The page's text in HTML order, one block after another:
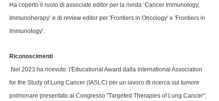
Ha coperto il ruolo di associate editor per la rivista ‘Cancer Immunology,
Immunoherapy’ e di review editor per 'Frontiers in Oncology' e 'Frontiers in
Immunology'.
Riconoscimenti
Nel 2023 ha ricevuto: l'Educational Award dalla International Association
for the Study of Lung Cancer (IASLC) per un lavoro di ricerca sul tumore
polmonare presentato al Congresso "Targeted Therapies of Lung Cancer";